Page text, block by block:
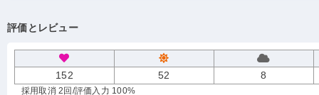
評価とレビュー
152 52 8
採用取消 2回 /評価入力 100%